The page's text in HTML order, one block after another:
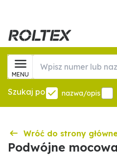
MENU
Szukaj po nazwa/opis
Wróć do strony
Podwójne